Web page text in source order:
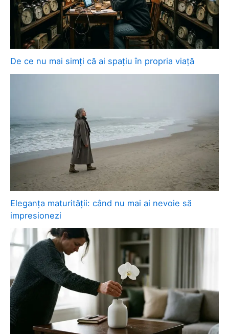
De ce nu mai simți că ai spațiu în propria viață
Eleganța maturității: când nu mai ai nevoie să
impresionezi